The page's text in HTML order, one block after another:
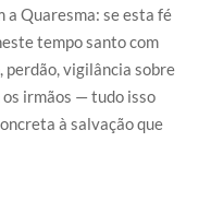
a Quaresma: se esta fé
tempo santo com
perdão, vigilância sobre
irmãos — tudo isso
à salvação que